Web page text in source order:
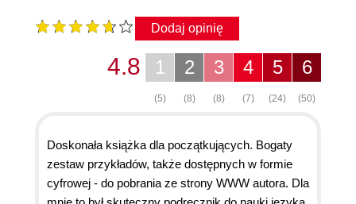
Dodaj opinię
6
(50)
5
(24)
4
(7)
3
(8)
2
(8)
1
(5)
4.8
Doskonała książka dla początkujących. Bogaty
zestaw przykładów, także dostępnych w formie
cyfrowej - do pobrania ze strony WWW autora. Dla